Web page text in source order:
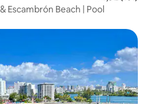
Escambrón Beach | Pool